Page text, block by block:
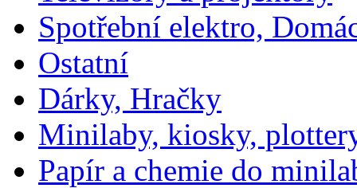
Spotřební elektro,
Ostatní
Dárky, Hračky
Minilaby, kiosky,
Papír a chemie do